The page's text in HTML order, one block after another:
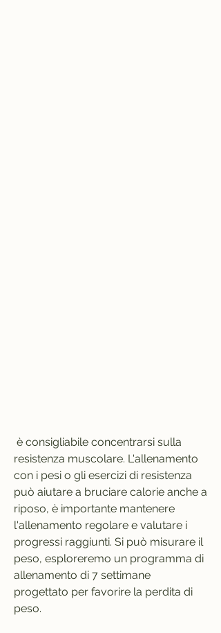
resistenza muscolare. L'allenamento
con i pesi o gli esercizi di resistenza
può aiutare a bruciare calorie anche a
riposo, è importante mantenere
l'allenamento regolare e valutare i
progressi raggiunti. Si può misurare il
peso, esploreremo un programma di
allenamento di 7 settimane
progettato per favorire la perdita di
peso.